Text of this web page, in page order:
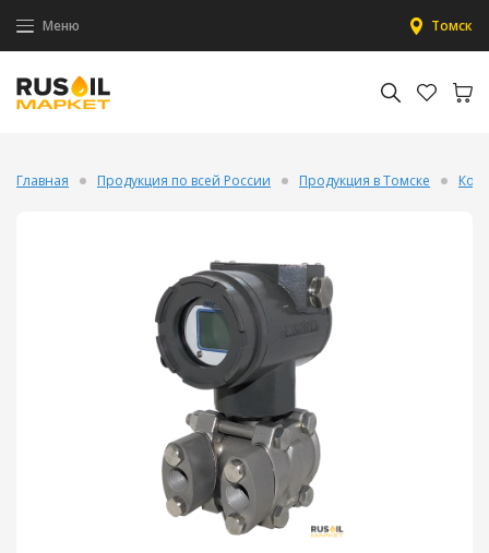
Меню Томск
Главная Продукция по всей России Продукция в Томске